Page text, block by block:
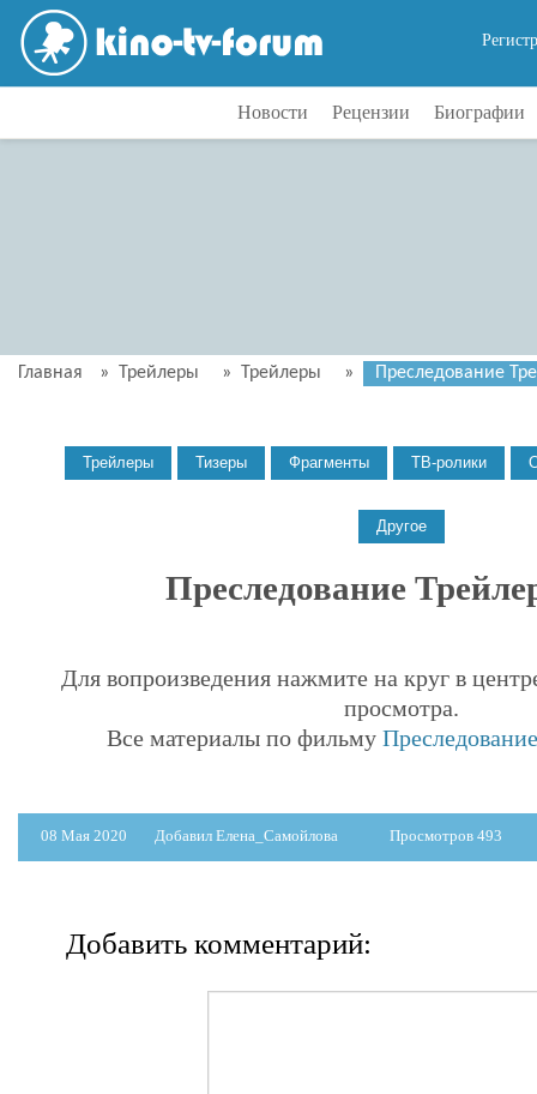
Новости Рецензии Биографии
Главная » Трейлеры » Трейлеры » Преследование
Преследование
Для вопроизведения нажмите на круг в
просмотра.
Все материалы по фильму
08 Мая 2020 Добавил Елена_Самойлова Просмотров 493
Добавить комментарий: